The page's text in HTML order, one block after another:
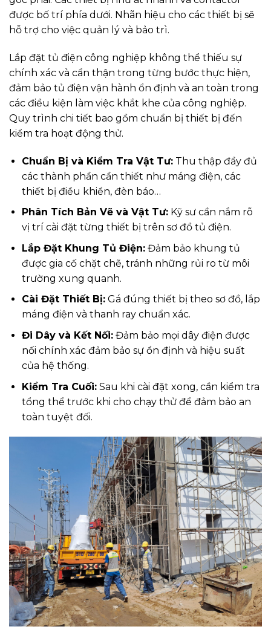
được bố trí phía dưới. Nhãn hiệu cho các thiết bị sẽ
hỗ trợ cho việc quản lý và bảo trì.
Lắp đặt tủ điện công nghiệp không thể thiếu sự
chính xác và cẩn thận trong từng bước thực hiện,
đảm bảo tủ điện vận hành ổn định và an toàn trong
các điều kiện làm việc khắt khe của công nghiệp.
Quy trình chi tiết bao gồm chuẩn bị thiết bị đến
kiểm tra hoạt động thử.
Chuẩn Bị và Kiểm Tra Vật Tư:Thu thập đầy đủ
các thành phần cần thiết như máng điện, các
thiết bị điều khiển, đèn báo…
Phân Tích Bản Vẽ và Vật Tư:Kỹ sư cần nắm rõ
vị trí cài đặt từng thiết bị trên sơ đồ tủ điện.
Lắp Đặt Khung Tủ Điện:Đảm bảo khung tủ
được gia cố chặt chẽ, tránh những rủi ro từ môi
trường xung quanh.
Cài Đặt Thiết Bị:Gá đúng thiết bị theo sơ đồ, lắp
máng điện và thanh ray chuẩn xác.
Đi Dây và Kết Nối:Đảm bảo mọi dây điện được
nối chính xác đảm bảo sự ổn định và hiệu suất
của hệ thống.
Kiểm Tra Cuối:Sau khi cài đặt xong, cần kiểm tra
tổng thể trước khi cho chạy thử để đảm bảo an
toàn tuyệt đối.